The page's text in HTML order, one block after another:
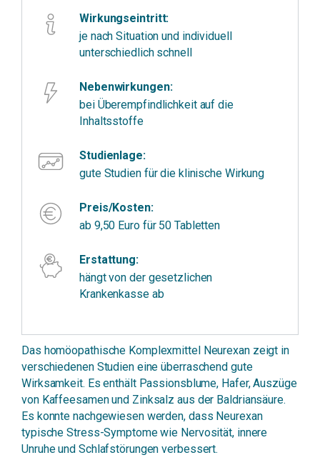
Wirkungseintritt:
je nach Situation und individuell
unterschiedlich schnell
Nebenwirkungen:
bei Überempfindlichkeit auf die
Inhaltsstoffe
Studienlage:
gute Studien für die klinische Wirkung
Preis/Kosten:
ab 9,50 Euro für 50 Tabletten
Erstattung:
hängt von der gesetzlichen
Krankenkasse ab
Das homöopathische Komplexmittel Neurexan zeigt in
verschiedenen Studien eine überraschend gute
Wirksamkeit. Es enthält Passionsblume, Hafer, Auszüge
von Kaffeesamen und Zinksalz aus der Baldriansäure.
Es konnte nachgewiesen werden, dass Neurexan
typische Stress-Symptome wie Nervosität, innere
Unruhe und Schlafstörungen verbessert.